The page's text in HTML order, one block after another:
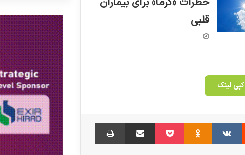
قلبی
کپی لینک
‫رددیت ‫VKontakte
‫Odnoklassniki پاکت اشتراک گذاری از طریق ایمیل
دستیابی انستیتو پاستور ایران به روش‌های
نوین درمان عفونت‌های ادراری